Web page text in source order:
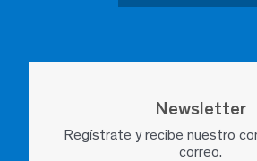
Newsletter
Regístrate y recibe nuestro
correo.